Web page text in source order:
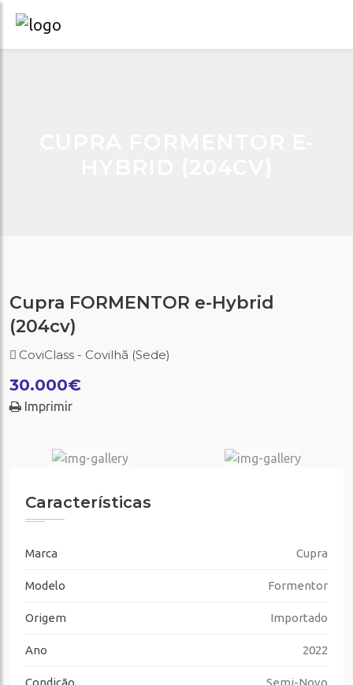
Cupra FORMENTOR e-Hybrid
(204cv)
CoviClass - Covilhã (Sede)
30.000€
Imprimir
Características
Marca Cupra
Modelo Formentor
Origem Importado
Ano 2022
Condição Semi-Novo